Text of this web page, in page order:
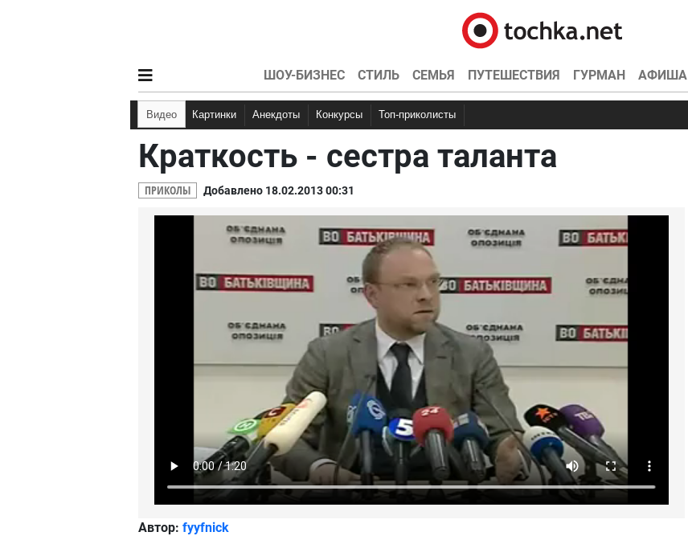
ШОУ-БИЗНЕС СТИЛЬ СЕМЬЯ ПУТЕШЕСТВИЯ ГУРМАН АФИША
Видео Картинки Анекдоты
Анекдоты про студентов
Конкурсы Топ-приколисты
Краткость - сестра таланта
ПРИКОЛЫ Добавлено 18.02.2013 00:31
Автор: fyyfnick